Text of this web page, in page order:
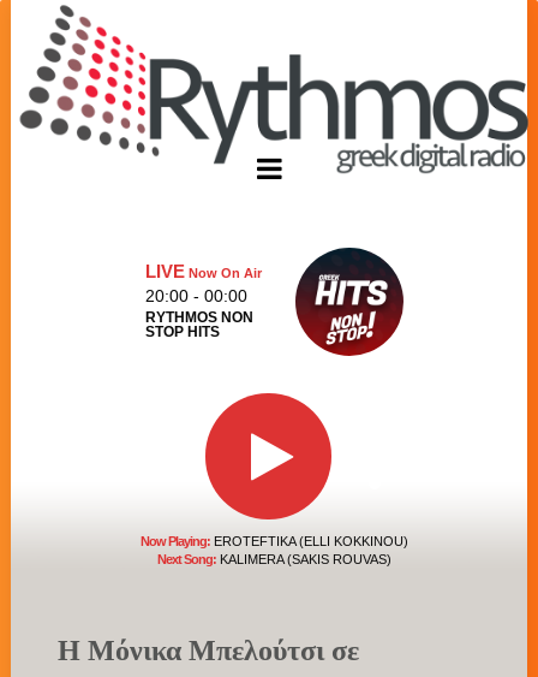
LIVENow On Air
20:00 - 00:00
RYTHMOS NON
STOP HITS
Now Playing:EROTEFTIKA (ELLI KOKKINOU)
Next Song:KALIMERA (SAKIS ROUVAS)
Η Μόνικα Μπελούτσι σε